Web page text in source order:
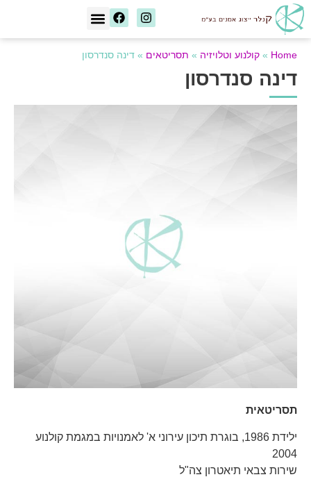
Home
» קולנוע וטלויזיה » תסריטאים » דינה סנדרסון
דינה סנדרסון
תסריטאית
ילידת 1986, בוגרת תיכון עירוני א' לאמנויות במגמת קולנוע
2004
שירות צבאי תיאטרון צה"ל